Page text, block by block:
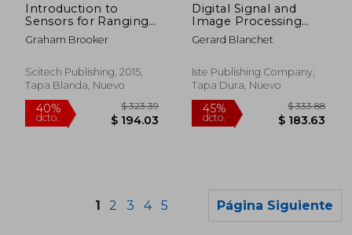
Introduction to
Sensors for Ranging
and Imaging (en
Inglés)
Graham Brooker
Scitech Publishing, 2015,
Tapa Blanda, Nuevo
Digital Signal and
Image Processing
Using MATLAB,
Volume 2: Advances
Deterministic Case
(Iste)
Gerard Blanchet
Iste Publishing Company,
Tapa Dura, Nuevo
1 2 3 4 5 Página Siguiente